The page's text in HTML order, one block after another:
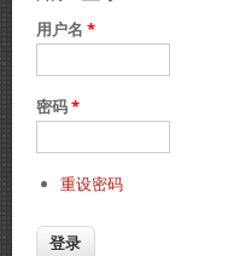
用户名 *
密码*
重设密码